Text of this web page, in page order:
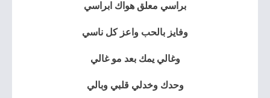
براسي معلق هواك ابراسي
وفايز بالحب واعز كل ناسي
وغالي يمك بعد مو غالي
وحدك وخدلي قلبي وبالي